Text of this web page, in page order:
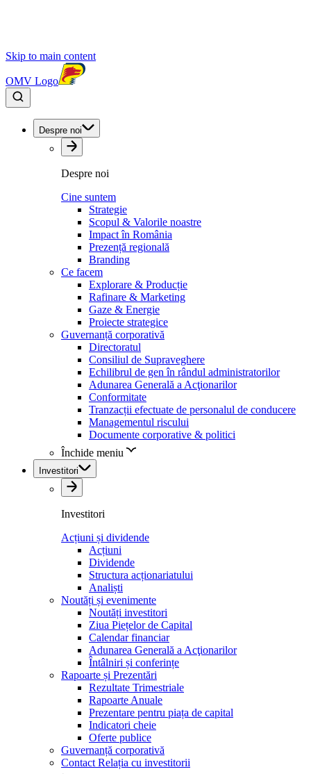
Skip to main content
OMV Logo
Despre noi
Despre noi
Cine suntem
Strategie
Scopul & Valorile noastre
Impact în România
Prezență regională
Branding
Ce facem
Explorare & Producție
Rafinare & Marketing
Gaze & Energie
Proiecte strategice
Guvernanță corporativă
Directoratul
Consiliul de Supraveghere
Echilibrul de gen în rândul administratorilor
Adunarea Generală a Acţionarilor
Conformitate
Tranzacții efectuate de personalul de conducere
Managementul riscului
Documente corporative & politici
Închide meniu
Investitori
Investitori
Acțiuni și dividende
Acțiuni
Dividende
Structura acționariatului
Analiști
Noutăți și evenimente
Noutăți investitori
Ziua Piețelor de Capital
Calendar financiar
Adunarea Generală a Acţionarilor
Întâlniri și conferințe
Rapoarte și Prezentări
Rezultate Trimestriale
Rapoarte Anuale
Prezentare pentru piața de capital
Indicatori cheie
Oferte publice
Guvernanță corporativă
Contact Relația cu investitorii